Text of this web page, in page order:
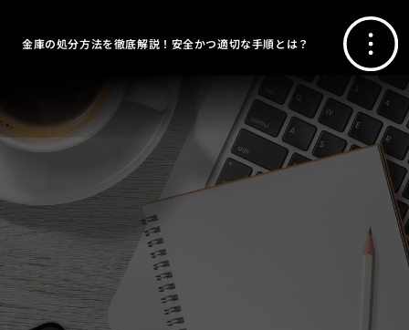
金庫の処分方法を徹底解説！安全かつ適切な手順とは？